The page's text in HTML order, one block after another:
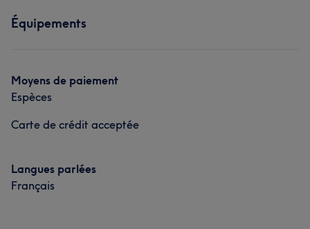
Équipements
Moyens de paiement
Espèces
Carte de crédit acceptée
Langues parlées
Français